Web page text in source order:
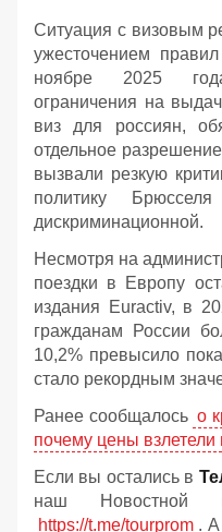
Ситуация с визовым
ужесточением
ноябре 2025
ограничения на
виз для россиян,
отдельное
вызвали резкую
политику
дискриминационной.
Несмотря на
поездки в Европу
издания Euractiv, в
гражданам России
10,2% превысило
стало рекордным
Ранее сообщалось о
почему цены взлетели
Если вы остались в
наш Новостной
https://t.me/tourprom .